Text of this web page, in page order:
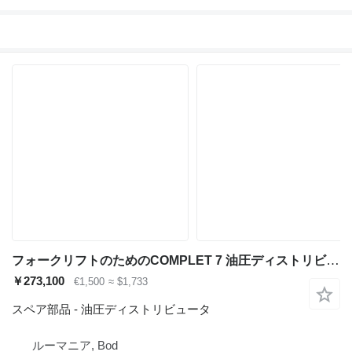
フォークリフトのためのCOMPLET 7 油圧ディストリビュータ
￥273,100 €1,500 ≈ $1,733
スペア部品 - 油圧ディストリビュータ
ルーマニア, Bod